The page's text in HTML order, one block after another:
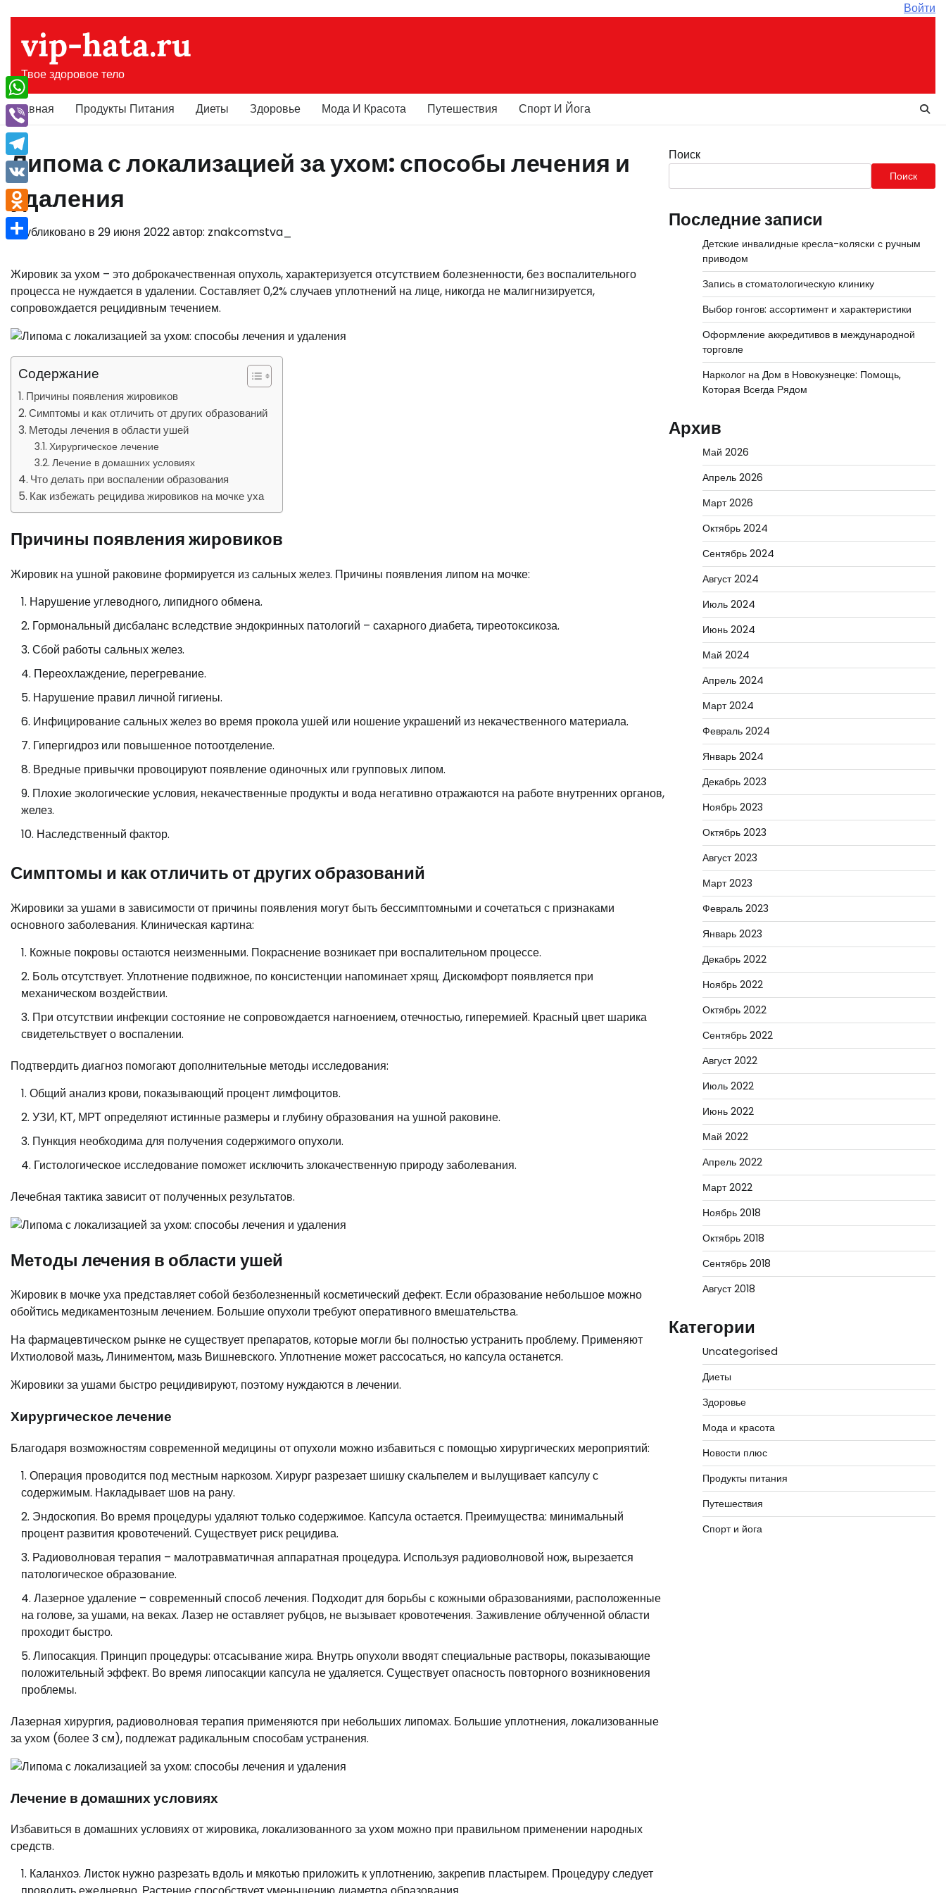
содержимому
Войти
vip-hata.ru
Твое здоровое тело
Главная Продукты Питания Диеты Здоровье Мода И Красота Путешествия Спорт И Йога
Липома с локализацией за ухом: способы лечения и
удаления
Опубликовано в 29 июня 2022автор: znakcomstva_
Жировик за ухом – это доброкачественная опухоль, характеризуется отсутствием болезненности, без воспалительного
процесса не нуждается в удалении. Составляет 0,2% случаев уплотнений на лице, никогда не малигнизируется,
сопровождается рецидивным течением.
Содержание
Причины появления жировиков
Симптомы и как отличить от других образований
Методы лечения в области ушей
Хирургическое лечение
Лечение в домашних условиях
Что делать при воспалении образования
Как избежать рецидива жировиков на мочке уха
Причины появления жировиков
Жировик на ушной раковине формируется из сальных желез. Причины появления липом на мочке:
Нарушение углеводного, липидного обмена.
Гормональный дисбаланс вследствие эндокринных патологий – сахарного диабета, тиреотоксикоза.
Сбой работы сальных желез.
Переохлаждение, перегревание.
Нарушение правил личной гигиены.
Инфицирование сальных желез во время прокола ушей или ношение украшений из некачественного материала.
Гипергидроз или повышенное потоотделение.
Вредные привычки провоцируют появление одиночных или групповых липом.
Плохие экологические условия, некачественные продукты и вода негативно отражаются на работе внутренних органов,
желез.
Наследственный фактор.
Симптомы и как отличить от других образований
Жировики за ушами в зависимости от причины появления могут быть бессимптомными и сочетаться с признаками
основного заболевания. Клиническая картина:
Кожные покровы остаются неизменными. Покраснение возникает при воспалительном процессе.
Боль отсутствует. Уплотнение подвижное, по консистенции напоминает хрящ. Дискомфорт появляется при
механическом воздействии.
При отсутствии инфекции состояние не сопровождается нагноением, отечностью, гиперемией. Красный цвет шарика
свидетельствует о воспалении.
Подтвердить диагноз помогают дополнительные методы исследования:
Общий анализ крови, показывающий процент лимфоцитов.
УЗИ, КТ, МРТ определяют истинные размеры и глубину образования на ушной раковине.
Пункция необходима для получения содержимого опухоли.
Гистологическое исследование поможет исключить злокачественную природу заболевания.
Лечебная тактика зависит от полученных результатов.
Методы лечения в области ушей
Жировик в мочке уха представляет собой безболезненный косметический дефект. Если образование небольшое можно
обойтись медикаментозным лечением. Большие опухоли требуют оперативного вмешательства.
На фармацевтическом рынке не существует препаратов, которые могли бы полностью устранить проблему. Применяют
Ихтиоловой мазь, Линиментом, мазь Вишневского. Уплотнение может рассосаться, но капсула останется.
Жировики за ушами быстро рецидивируют, поэтому нуждаются в лечении.
Хирургическое лечение
Благодаря возможностям современной медицины от опухоли можно избавиться с помощью хирургических мероприятий:
Операция проводится под местным наркозом. Хирург разрезает шишку скальпелем и вылущивает капсулу с
содержимым. Накладывает шов на рану.
Эндоскопия. Во время процедуры удаляют только содержимое. Капсула остается. Преимущества: минимальный
процент развития кровотечений. Существует риск рецидива.
Радиоволновая терапия – малотравматичная аппаратная процедура. Используя радиоволновой нож, вырезается
патологическое образование.
Лазерное удаление – современный способ лечения. Подходит для борьбы с кожными образованиями, расположенные
на голове, за ушами, на веках. Лазер не оставляет рубцов, не вызывает кровотечения. Заживление облученной области
проходит быстро.
Липосакция. Принцип процедуры: отсасывание жира. Внутрь опухоли вводят специальные растворы, показывающие
положительный эффект. Во время липосакции капсула не удаляется. Существует опасность повторного возникновения
проблемы.
Лазерная хирургия, радиоволновая терапия применяются при небольших липомах. Большие уплотнения, локализованные
за ухом (более 3 см), подлежат радикальным способам устранения.
Лечение в домашних условиях
Избавиться в домашних условиях от жировика, локализованного за ухом можно при правильном применении народных
средств.
Каланхоэ. Листок нужно разрезать вдоль и мякотью приложить к уплотнению, закрепив пластырем. Процедуру следует
Поиск
Поиск
Последние записи
Детские инвалидные кресла-коляски с ручным
приводом
Запись в стоматологическую клинику
Выбор гонгов: ассортимент и характеристики
Оформление аккредитивов в международной
торговле
Нарколог на Дом в Новокузнецке: Помощь,
Которая Всегда Рядом
Архив
Май 2026
Апрель 2026
Март 2026
Октябрь 2024
Сентябрь 2024
Август 2024
Июль 2024
Июнь 2024
Май 2024
Апрель 2024
Март 2024
Февраль 2024
Январь 2024
Декабрь 2023
Ноябрь 2023
Октябрь 2023
Август 2023
Март 2023
Февраль 2023
Январь 2023
Декабрь 2022
Ноябрь 2022
Октябрь 2022
Сентябрь 2022
Август 2022
Июль 2022
Июнь 2022
Май 2022
Апрель 2022
Март 2022
Ноябрь 2018
Октябрь 2018
Сентябрь 2018
Август 2018
Категории
Uncategorised
Диеты
Здоровье
Мода и красота
Новости плюс
Продукты питания
Путешествия
Спорт и йога
WhatsApp
Viber
Telegram
VK
Odnoklassniki